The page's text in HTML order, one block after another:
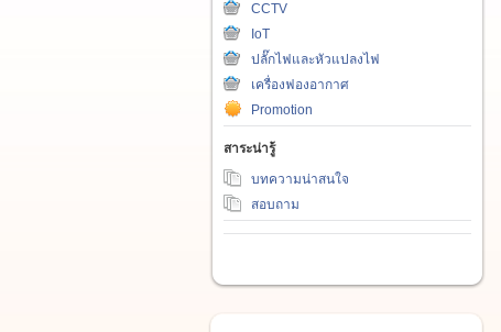
CCTV
IoT
ปลั๊กไฟและหัวแปลงไฟ
เครื่องฟองอากาศ
Promotion
สาระน่ารู้
บทความน่าสนใจ
สอบถาม